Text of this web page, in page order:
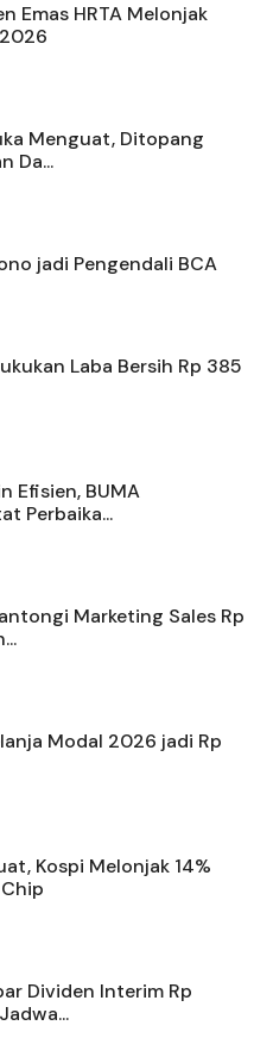
Emas HRTA Melonjak
Menguat, Ditopang
Da...
jadi Pengendali BCA
Laba Bersih Rp 385
Efisien, BUMA
Perbaika...
Marketing Sales Rp
Modal 2026 jadi Rp
Kospi Melonjak 14%
Dividen Interim Rp